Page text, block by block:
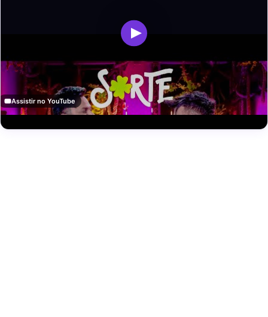
Assistir no YouTube